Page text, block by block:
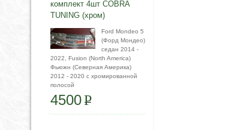
комплект 4шт COBRA
TUNING (хром)
Ford Mondeo 5
(Форд Мондео)
седан 2014 -
2022, Fusion (North America)
Фьюжн (Северная Америка)
2012 - 2020 с хромированной
полосой
4500P